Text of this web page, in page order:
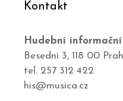
Kontakt
Hudební
Besední 3, 118 00
tel. 257 312 422
his@musica.cz